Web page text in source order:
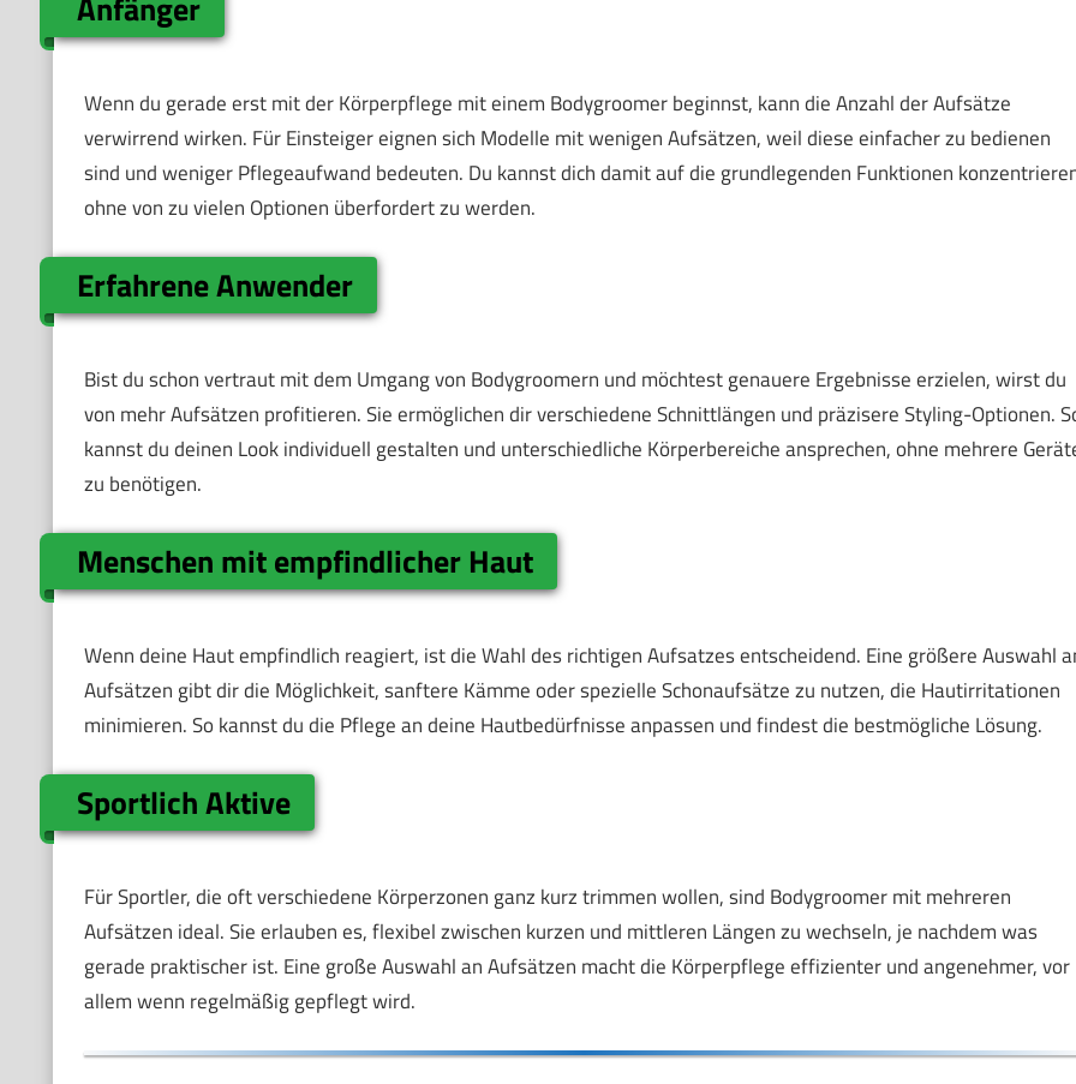
Wenn du gerade erst mit der Körperpflege mit einem Bodygroomer beginnst, kann die Anzahl der Aufsätze
verwirrend wirken. Für Einsteiger eignen sich Modelle mit wenigen Aufsätzen, weil diese einfacher zu bedienen
sind und weniger Pflegeaufwand bedeuten. Du kannst dich damit auf die grundlegenden Funktionen
ohne von zu vielen Optionen überfordert zu werden.
Erfahrene Anwender
Bist du schon vertraut mit dem Umgang von Bodygroomern und möchtest genauere Ergebnisse erzielen, wirst du
von mehr Aufsätzen profitieren. Sie ermöglichen dir verschiedene Schnittlängen und präzisere Styling-Optionen.
kannst du deinen Look individuell gestalten und unterschiedliche Körperbereiche ansprechen, ohne mehrere
zu benötigen.
Menschen mit empfindlicher Haut
Wenn deine Haut empfindlich reagiert, ist die Wahl des richtigen Aufsatzes entscheidend. Eine größere Auswahl
Aufsätzen gibt dir die Möglichkeit, sanftere Kämme oder spezielle Schonaufsätze zu nutzen, die Hautirritationen
minimieren. So kannst du die Pflege an deine Hautbedürfnisse anpassen und findest die bestmögliche Lösung.
Sportlich Aktive
Für Sportler, die oft verschiedene Körperzonen ganz kurz trimmen wollen, sind Bodygroomer mit mehreren
Aufsätzen ideal. Sie erlauben es, flexibel zwischen kurzen und mittleren Längen zu wechseln, je nachdem was
gerade praktischer ist. Eine große Auswahl an Aufsätzen macht die Körperpflege effizienter und angenehmer, vor
allem wenn regelmäßig gepflegt wird.